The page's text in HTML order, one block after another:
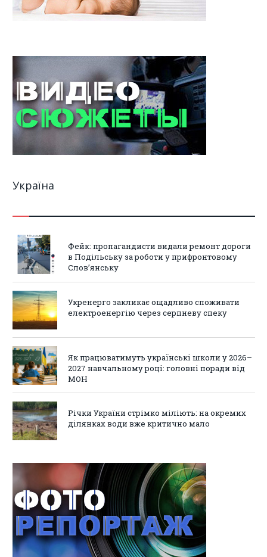
Україна
Фейк: пропагандисти видали ремонт дороги
в Подільську за роботи у прифронтовому
Слов’янську
Укренерго закликає ощадливо споживати
електроенергію через серпневу спеку
Як працюватимуть українські школи у 2026–
2027 навчальному році: головні поради від
МОН
Річки України стрімко міліють: на окремих
ділянках води вже критично мало